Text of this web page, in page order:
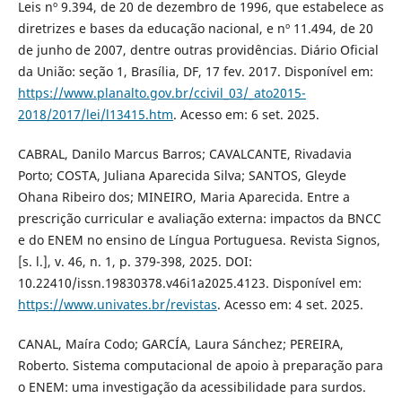
Leis nº 9.394, de 20 de dezembro de 1996, que estabelece as
diretrizes e bases da educação nacional, e nº 11.494, de 20
de junho de 2007, dentre outras providências. Diário Oficial
da União: seção 1, Brasília, DF, 17 fev. 2017. Disponível em:
https://www.planalto.gov.br/ccivil_03/_ato2015-
2018/2017/lei/l13415.htm. Acesso em: 6 set. 2025.
CABRAL, Danilo Marcus Barros; CAVALCANTE, Rivadavia
Porto; COSTA, Juliana Aparecida Silva; SANTOS, Gleyde
Ohana Ribeiro dos; MINEIRO, Maria Aparecida. Entre a
prescrição curricular e avaliação externa: impactos da BNCC
e do ENEM no ensino de Língua Portuguesa. Revista Signos,
[s. l.], v. 46, n. 1, p. 379-398, 2025. DOI:
10.22410/issn.19830378.v46i1a2025.4123. Disponível em:
https://www.univates.br/revistas. Acesso em: 4 set. 2025.
CANAL, Maíra Codo; GARCÍA, Laura Sánchez; PEREIRA,
Roberto. Sistema computacional de apoio à preparação para
o ENEM: uma investigação da acessibilidade para surdos.